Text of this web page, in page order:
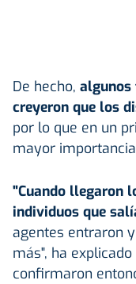
De hecho, algunos
creyeron que los
por lo que en un
mayor
"Cuando llegaron
individuos que
agentes entraron
más", ha
confirmaron